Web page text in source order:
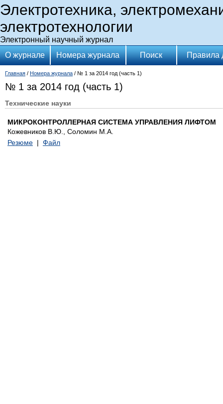
Электротехника,
электротехнологии
Электронный научный журнал
О журнале
Номера журнала Поиск Правила
Главная / Номера журнала / № 1 за 2014 год (часть 1)
№ 1 за 2014 год (часть 1)
Технические науки
МИКРОКОНТРОЛЛЕРНАЯ СИСТЕМА УПРАВЛЕНИЯ ЛИФТОМ
Кожевников В.Ю., Соломин М.А.
Резюме | Файл